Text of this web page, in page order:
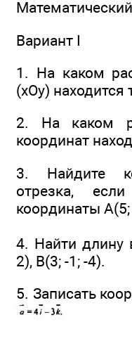
Вариант I
1. На каком
(хОу) находится
2. На каком
координат
3. Найдите
отрезка,
координаты А(5;
4. Найти длину
2), В(3; -1; -4).
5. Записать